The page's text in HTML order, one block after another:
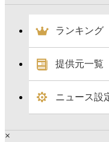
ランキング
提供元一覧
ニュース設
×